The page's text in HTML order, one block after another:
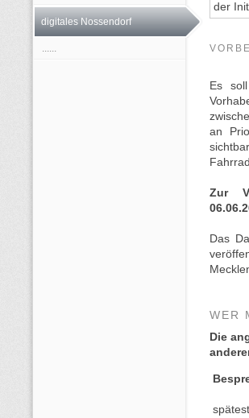
digitales Nossendorf
......
der
Es
an
Zur
Das
WER
Die